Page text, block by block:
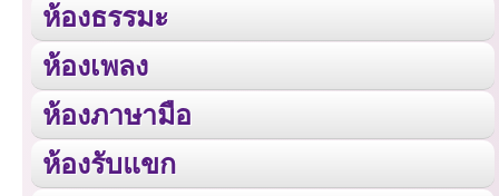
ห้องธรรมะ
ห้องเพลง
ห้องภาษามือ
ห้องรับแขก